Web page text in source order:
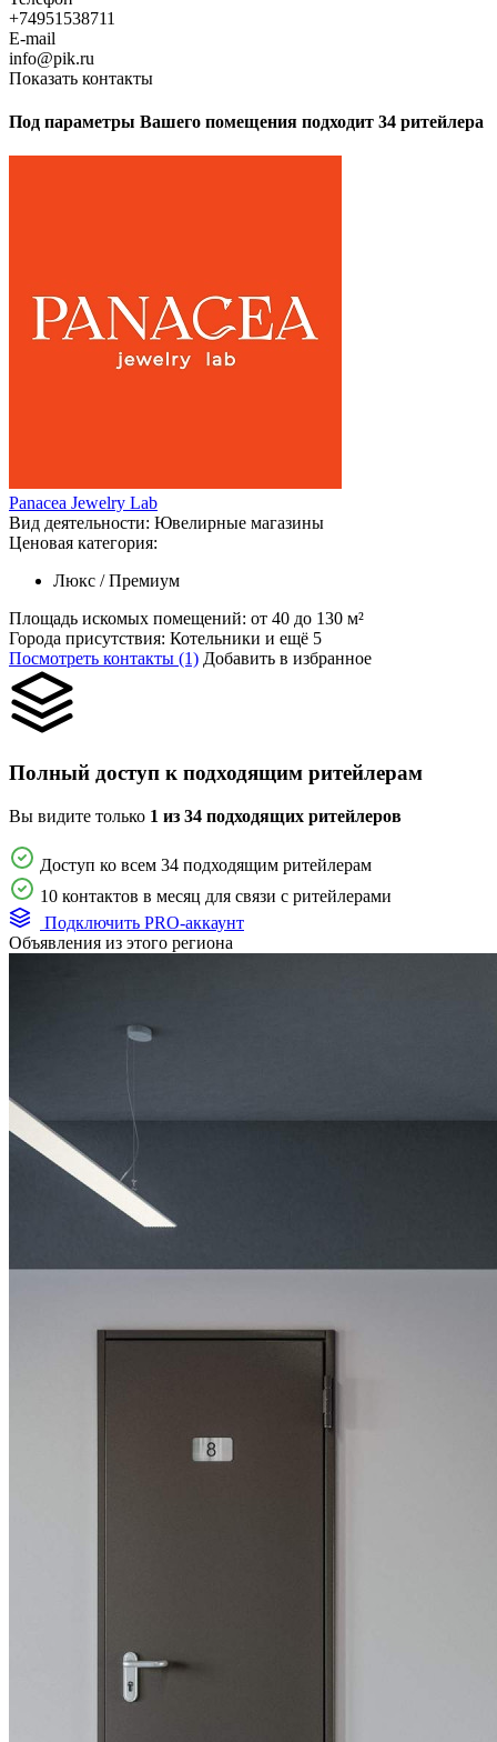
+74951538711
E-mail
info@pik.ru
Показать контакты
Под параметры Вашего помещения подходит 34 ритейлера
Panacea Jewelry Lab
Вид деятельности: Ювелирные магазины
Ценовая категория:
Люкс / Премиум
Площадь искомых помещений: от 40 до 130 м²
Города присутствия: Котельники и ещё 5
Посмотреть контакты (1) Добавить в избранное
Полный доступ к подходящим ритейлерам
Вы видите только 1 из 34 подходящих ритейлеров
Доступ ко всем 34 подходящим ритейлерам
10 контактов в месяц для связи с ритейлерами
Подключить PRO-аккаунт
Объявления из этого региона